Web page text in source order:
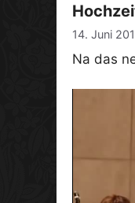
14. Juni
Na das